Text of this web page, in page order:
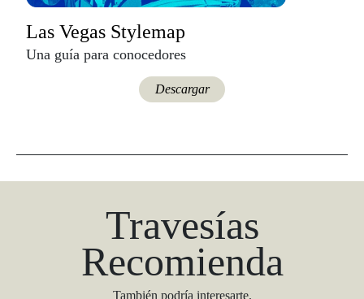
Las Vegas Stylemap
Una guía para conocedores
Descargar
Travesías
Recomienda
También podría interesarte.